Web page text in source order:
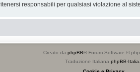
responsabili per qualsiasi violazione al
Creato da phpBB® Forum Software ©
Traduzione Italiana phpBB-